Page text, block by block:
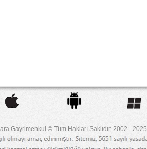
Gayrimenkul © Tüm Hakları Saklıdır. 2002 - 2025